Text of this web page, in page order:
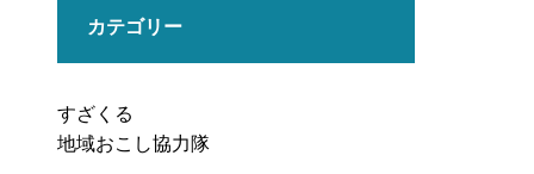
カテゴリー
すざくる
地域おこし協力隊